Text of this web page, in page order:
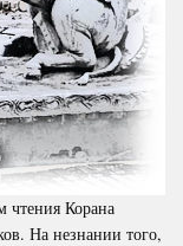
чтения Корана
На незнании того,